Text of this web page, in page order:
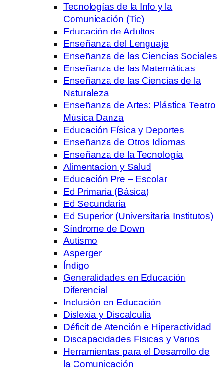
Tecnologías de la Info y la
Comunicación (Tic)
Educación de Adultos
Enseñanza del Lenguaje
Enseñanza de las Ciencias Sociales
Enseñanza de las Matemáticas
Enseñanza de las Ciencias de la
Naturaleza
Enseñanza de Artes: Plástica Teatro
Música Danza
Educación Física y Deportes
Enseñanza de Otros Idiomas
Enseñanza de la Tecnología
Alimentacion y Salud
Educación Pre – Escolar
Ed Primaria (Básica)
Ed Secundaria
Ed Superior (Universitaria Institutos)
Síndrome de Down
Autismo
Asperger
Índigo
Generalidades en Educación
Diferencial
Inclusión en Educación
Dislexia y Discalculia
Déficit de Atención e Hiperactividad
Discapacidades Físicas y Varios
Herramientas para el Desarrollo de
la Comunicación